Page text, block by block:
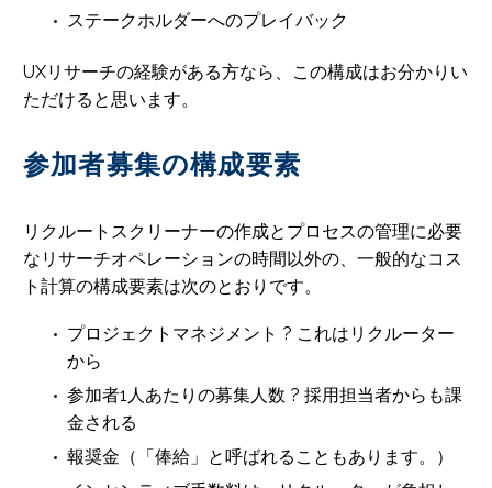
ステークホルダーへのプレイバック
UXリサーチの経験がある方なら、この構成はお分かりい
ただけると思います。
参加者募集の構成要素
リクルートスクリーナーの作成とプロセスの管理に必要
なリサーチオペレーションの時間以外の、一般的なコス
ト計算の構成要素は次のとおりです。
プロジェクトマネジメント ? これはリクルーター
から
参加者1人あたりの募集人数 ? 採用担当者からも課
金される
報奨金（「俸給」と呼ばれることもあります。）